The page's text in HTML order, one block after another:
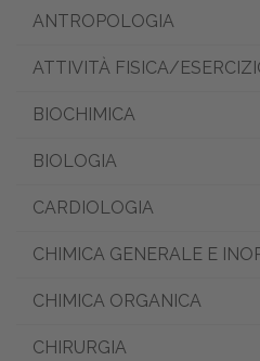
ANTROPOLOGIA
ATTIVITÀ FISICA/
BIOCHIMICA
BIOLOGIA
CARDIOLOGIA
CHIMICA GENERALE E
CHIMICA ORGANICA
CHIRURGIA